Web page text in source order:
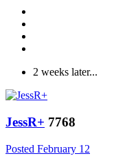
2 weeks later...
JessR+ 7768
Posted February 12